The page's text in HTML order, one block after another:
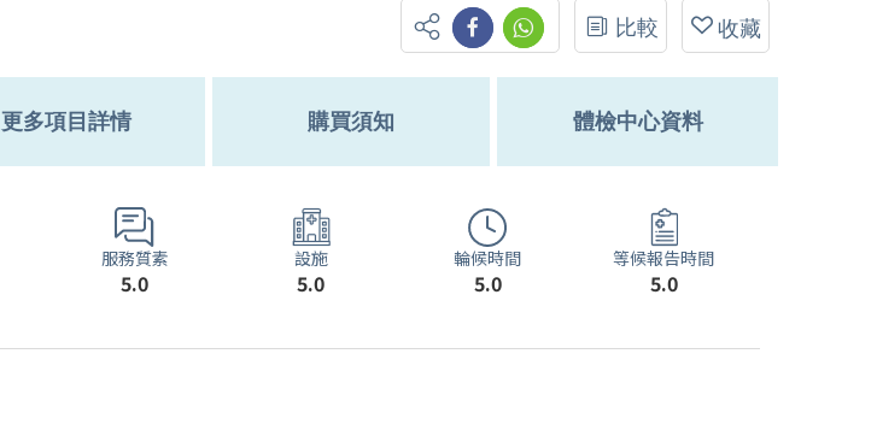
比較 收藏
更多項目詳情 購買須知 體檢中心資料
服務質素
5.0
設施
5.0
輪候時間
5.0
等候報告時間
5.0